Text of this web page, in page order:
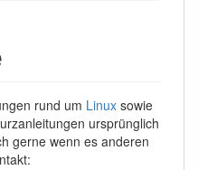
rund um Linux sowie
ursprünglich
gerne wenn es anderen